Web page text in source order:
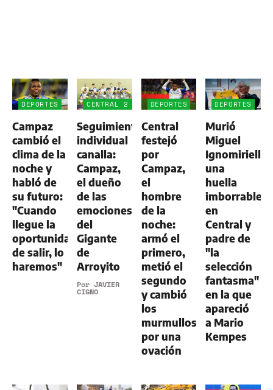
DEPORTES
Campaz
cambió el
clima de la
noche y
habló de
su futuro:
"Cuando
llegue la
oportunidad
de salir, lo
haremos"
CENTRAL 2
ALDOSIVI
1
Seguimiento
individual
canalla:
Campaz,
el dueño
de las
emociones
del
Gigante
de
Arroyito
Por JAVIER
CIGNO
DEPORTES
Central
festejó
por
Campaz,
el
hombre
de la
noche:
armó el
primero,
metió el
segundo
y cambió
los
murmullos
por una
ovación
DEPORTES
Murió
Miguel
Ignomiriello:
una
huella
imborrable
en
Central y
padre de
"la
selección
fantasma"
en la que
apareció
a Mario
Kempes